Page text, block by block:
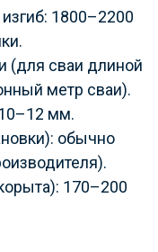
1800–2200
(для сваи длиной
метр сваи).
мм.
обычно
170–200